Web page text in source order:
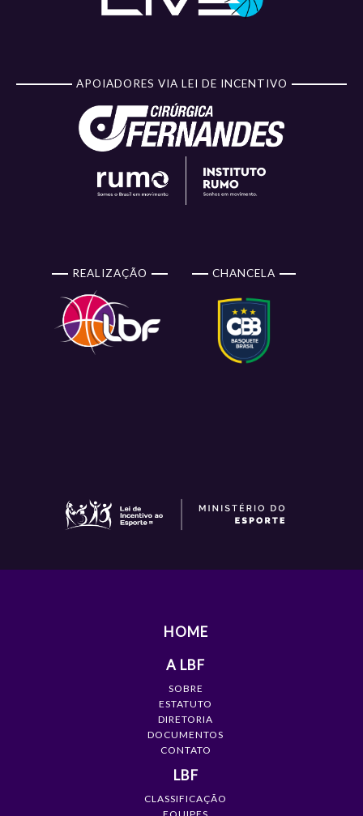
APOIADORES VIA LEI DE INCENTIVO
REALIZAÇÃO CHANCELA
HOME
A LBF
SOBRE
ESTATUTO
DIRETORIA
DOCUMENTOS
CONTATO
LBF
CLASSIFICAÇÃO